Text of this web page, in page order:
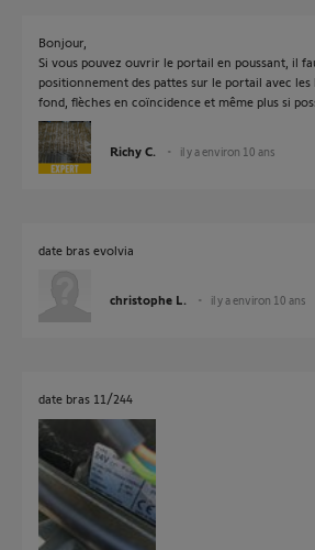
Bonjour,
Si vous pouvez ouvrir le portail en poussant, il
positionnement des pattes sur le portail avec les
fond, flèches en coïncidence et même plus si
Richy C. il y a environ 10 ans
date bras evolvia
christophe L. il y a environ 10 ans
date bras 11/244